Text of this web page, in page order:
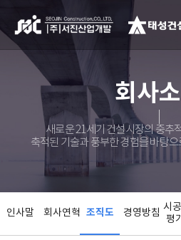
회사소개
회사
새로운 21세기 건설시장의 중추
축적된 기술과 풍부한 경험을 바탕
인사말 회사연혁 조직도 경영방침 시
평